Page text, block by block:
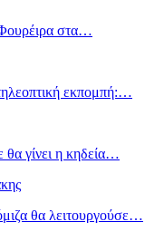
στα…
εκπομπή:…
γίνει η κηδεία…
θα λειτουργούσε…